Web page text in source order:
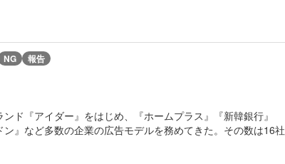
NG 報告
ド『アイダー』をはじめ、『ホームプラス』『新韓銀行』
』など多数の企業の広告モデルを務めてきた。その数は16社